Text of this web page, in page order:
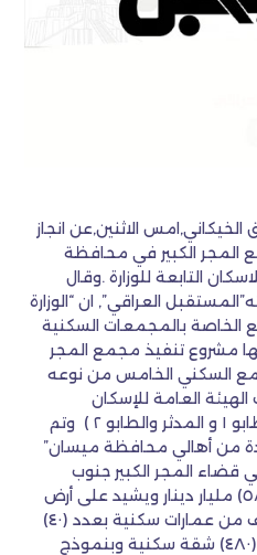
الخيكاني,امس الاثنين,عن انجاز
المجر الكبير في محافظة
التابعة للوزارة .وقال
العراقي”, ان “الوزارة
الخاصة بالمجمعات السكنية
مشروع تنفيذ مجمع المجر
السكني الخامس من نوعه
العامة للإسكان
مجمعين سكنيين ( المدثر والطابو ١ و المدثر والطابو ٢ ) وتم
من أهالي محافظة ميسان”
قضاء المجر الكبير جنوب
مدينة العمارة وبكلفة تبلغ ( ٥٨) مليار دينار ويشيد على أرض
تبلغ مساحتها (٤٤) دونم ويتألف من عمارات سكنية بعدد (٤٠)
عمارة وبثلاث طوابق بمجموع (٤٨٠) شقة سكنية وبنموذج